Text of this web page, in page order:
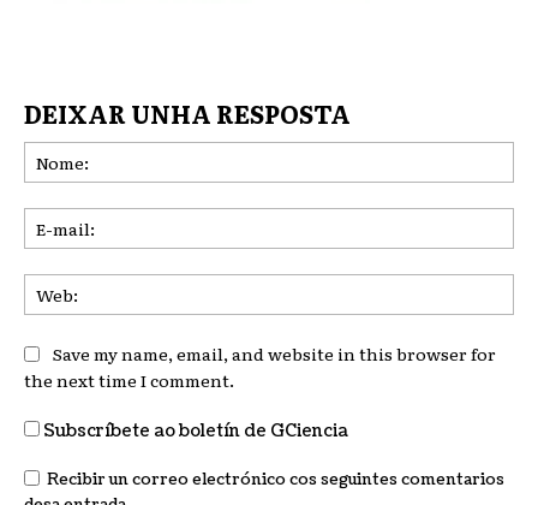
DEIXAR UNHA RESPOSTA
Save my name, email, and website in this browser for
the next time I comment.
Subscríbete ao boletín de GCiencia
Recibir un correo electrónico cos seguintes comentarios